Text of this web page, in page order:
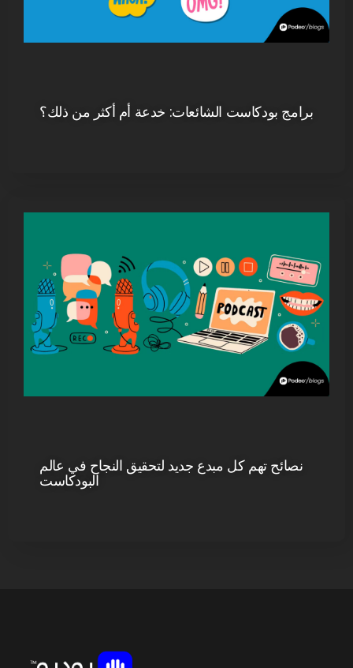
برامج بودكاست الشائعات: خدعة أم أكثر من ذلك؟
نصائح تهم كل مبدع جديد لتحقيق النجاح في عالم
البودكاست